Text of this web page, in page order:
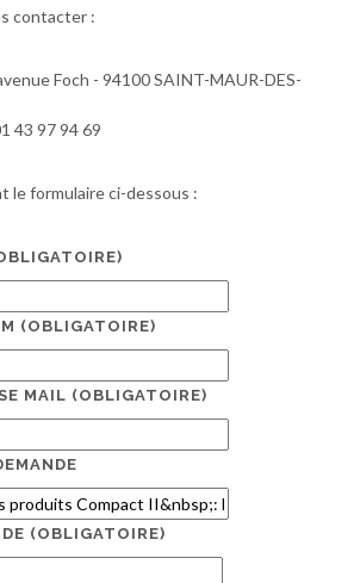
contacter :
Foch - 94100 SAINT-MAUR-DES-
43 97 94 69
le formulaire ci-dessous :
(OBLIGATOIRE)
MAIL (OBLIGATOIRE)
(OBLIGATOIRE)